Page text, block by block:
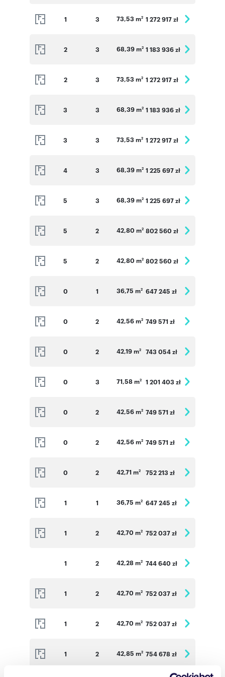
1 3 73,53 m2 1 272 917 zł
2 3 68,39 m2 1 183 936 zł
2 3 73,53 m2 1 272 917 zł
3 3 68,39 m2 1 183 936 zł
3 3 73,53 m2 1 272 917 zł
4 3 68,39 m2 1 225 697 zł
5 3 68,39 m2 1 225 697 zł
5 2 42,80 m2 802 560 zł
5 2 42,80 m2 802 560 zł
0 1 36,75 m2 647 245 zł
0 2 42,56 m2 749 571 zł
0 2 42,19 m2 743 054 zł
0 3 71,58 m2 1 201 403 zł
0 2 42,56 m2 749 571 zł
0 2 42,56 m2 749 571 zł
0 2 42,71 m2 752 213 zł
1 1 36,75 m2 647 245 zł
1 2 42,70 m2 752 037 zł
1 2 42,28 m2 744 640 zł
1 2 42,70 m2 752 037 zł
1 2 42,70 m2 752 037 zł
1 2 42,85 m2 754 678 zł